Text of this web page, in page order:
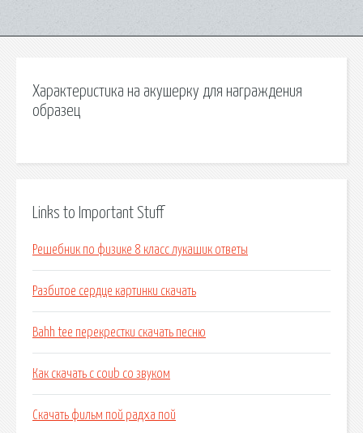
Характеристика на акушерку для награждения
образец
Links to Important Stuff
Решебник по физике 8 класс лукашик ответы
Разбитое сердце картинки скачать
Bahh tee перекрестки скачать песню
Как скачать с coub со звуком
Скачать фильм пой радха пой